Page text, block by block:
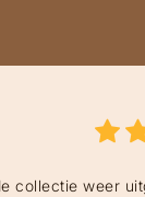
collectie weer